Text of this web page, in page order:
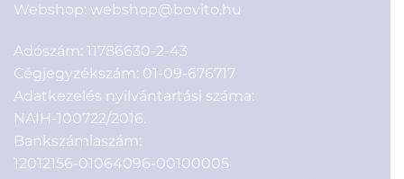
Webshop: webshop@bovito.hu
Adószám: 11786630-2-43
Cégjegyzékszám: 01-09-676717
Adatkezelés nyilvántartási száma:
NAIH-100722/2016.
Bankszámlaszám:
12012156-01064096-00100005